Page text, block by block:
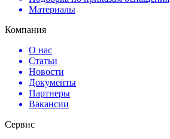
Материалы
Компания
О нас
Статьи
Новости
Документы
Партнеры
Вакансии
Сервис